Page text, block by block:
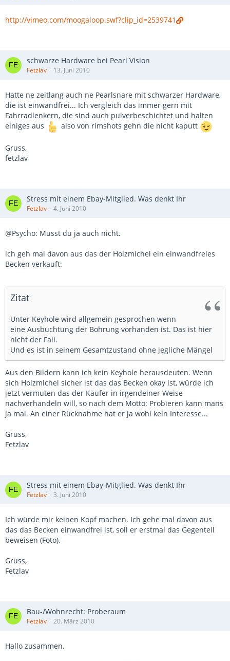
http://vimeo.com/moogaloop.swf?clip_id=2539741
schwarze Hardware bei Pearl Vision
Fetzlav 13. Juni 2010
Hatte ne zeitlang auch ne Pearlsnare mit schwarzer Hardware,
die ist einwandfrei... Ich vergleich das immer gern mit
Fahrradlenkern, die sind auch pulverbeschichtet und halten
einiges aus
also von rimshots gehn die nicht kaputt
Gruss,
fetzlav
Stress mit einem Ebay-Mitglied. Was denkt Ihr
Fetzlav 4. Juni 2010
@Psycho: Musst du ja auch nicht.
ich geh mal davon aus das der Holzmichel ein einwandfreies
Becken verkauft:
Zitat
Unter Keyhole wird allgemein gesprochen wenn
eine Ausbuchtung der Bohrung vorhanden ist. Das ist hier
nicht der Fall.
Und es ist in seinem Gesamtzustand ohne jegliche Mängel
Aus den Bildern kann ich kein Keyhole herausdeuten. Wenn
sich Holzmichel sicher ist das das Becken okay ist, würde ich
jetzt vermuten das der Käufer in irgendeiner Weise
nachverhandeln will, so nach dem Motto: Probieren kann mans
ja mal. An einer Rücknahme hat er ja wohl kein Interesse...
Gruss,
Fetzlav
Stress mit einem Ebay-Mitglied. Was denkt Ihr
Fetzlav 3. Juni 2010
Ich würde mir keinen Kopf machen. Ich gehe mal davon aus
das das Becken einwandfrei ist, soll er erstmal das Gegenteil
beweisen (Foto).
Gruss,
Fetzlav
Bau-/Wohnrecht: Proberaum
Fetzlav 20. März 2010
Hallo zusammen,